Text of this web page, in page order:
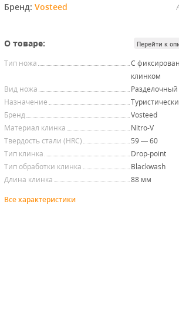
Бренд: Vosteed
О товаре: Перейти к
Тип ножа
С
клинком
Вид ножа
Разделочный
Назначение
Бренд
Vosteed
Материал клинка
Nitro-V
Твердость стали (HRC)
59 — 60
Тип клинка
Drop-point
Тип обработки клинка
Blackwash
Длина клинка
88 мм
Все характеристики